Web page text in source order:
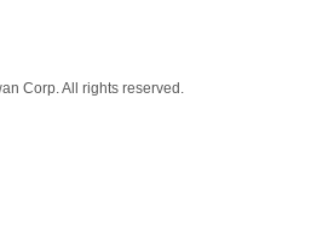
Corp. All rights reserved.